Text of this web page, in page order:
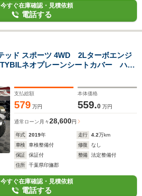
今すぐ在庫確認・見積依頼
電話する
ッド スポーツ 4WD 2Lターボエンジ
ネオプレーンシートカバー ハイ
ネット 24グリル PARAMOUNTウ
ブラックステンレスマフ
支払総額
579 万円
本体価格
559.0 万円
通常ローン 月々28,600円
年式 2019年 走行 4.2万km
車検
車検整備付 修復
なし
保証
保証付 整備
法定整備付
住所
千葉県印旛郡
今すぐ在庫確認・見積依頼
電話する